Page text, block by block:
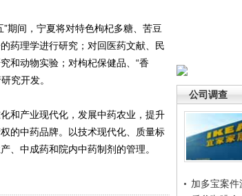
公司调查
加多宝案
间，宁夏将对特色枸杞多糖、苦豆
药理学进行研究；对回医药文献、民
和动物实验；对枸杞保健品、“香
究开发。
产业现代化，发展中药农业，提升
的中药品牌。以技术现代化、质量标
、中成药和院内中药制剂的管理。